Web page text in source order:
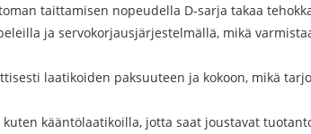
taittamisen nopeudella D-sarja takaa
ja servokorjausjärjestelmällä, mikä
laatikoiden paksuuteen ja kokoon, mikä
kääntölaatikoilla, jotta saat joustavat